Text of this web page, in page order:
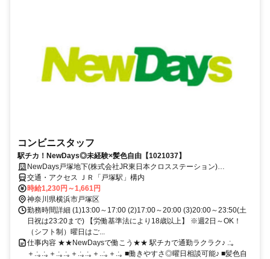
コンビニスタッフ
駅チカ！NewDays◎未経験×髪色自由【1021037】
NewDays戸塚地下(株式会社JR東日本クロスステーション)
【1021037】
交通・アクセス ＪＲ「戸塚駅」構内
時給1,230円～1,661円
神奈川県横浜市戸塚区
勤務時間詳細 (1)13:00～17:00 (2)17:00～20:00 (3)20:00～23:50(土
日祝は23:20まで) 【労働基準法により18歳以上】 ※週2日～OK！
（シフト制）曜日はご...
仕事内容 ★★NewDaysで働こう★★ 駅チカで通勤ラクラク♪ .:｡
＋.:｡.:｡＋.:｡.:｡＋.:｡.:｡＋..:｡＋.:｡ ■働きやすさ◎曜日相談可能♪ ■髪色自